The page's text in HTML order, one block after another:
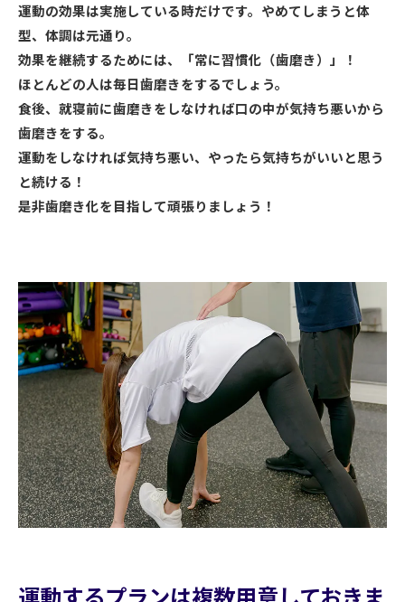
運動の効果は実施している時だけです。やめてしまうと体
型、体調は元通り。
効果を継続するためには、「常に習慣化（歯磨き）」！
ほとんどの人は毎日歯磨きをするでしょう。
食後、就寝前に歯磨きをしなければ口の中が気持ち悪いから
歯磨きをする。
運動をしなければ気持ち悪い、やったら気持ちがいいと思う
と続ける！
是非歯磨き化を目指して頑張りましょう！